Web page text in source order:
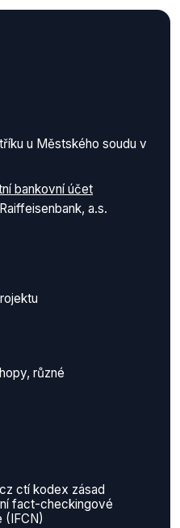
u Městského soudu v
bankovní účet
a.s.
různé
ctí kodex zásad
fact-checkingové
(IFCN)